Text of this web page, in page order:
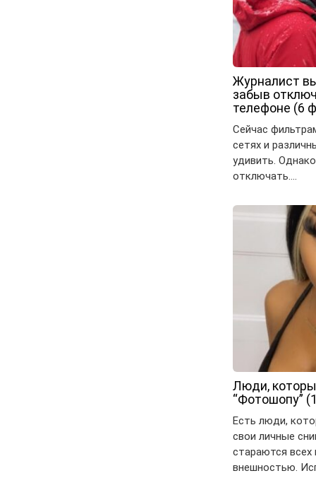
Журналист
забыв
телефоне (6
Сейчас
сетях и
удивить.
отключать….
Люди,
“Фотошопу”
Есть люди,
свои личные
стараются всех
внешностью.